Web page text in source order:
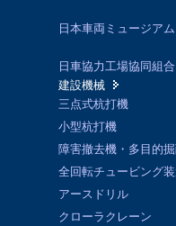
日本車両ミュージアム
日車協力工場協同組合
建設機械
三点式杭打機
小型杭打機
障害撤去機・多目的
全回転チュービング
アースドリル
クローラクレーン